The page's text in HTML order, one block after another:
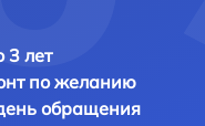
3 лет
по желанию
обращения